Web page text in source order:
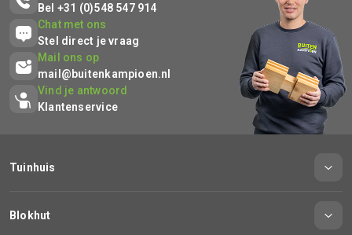
Bel +31 (0)548 547 914
Chat met ons
Stel direct je vraag
Mail ons op
mail@buitenkampioen.nl
Vind je antwoord
Klantenservice
Tuinhuis
Blokhut